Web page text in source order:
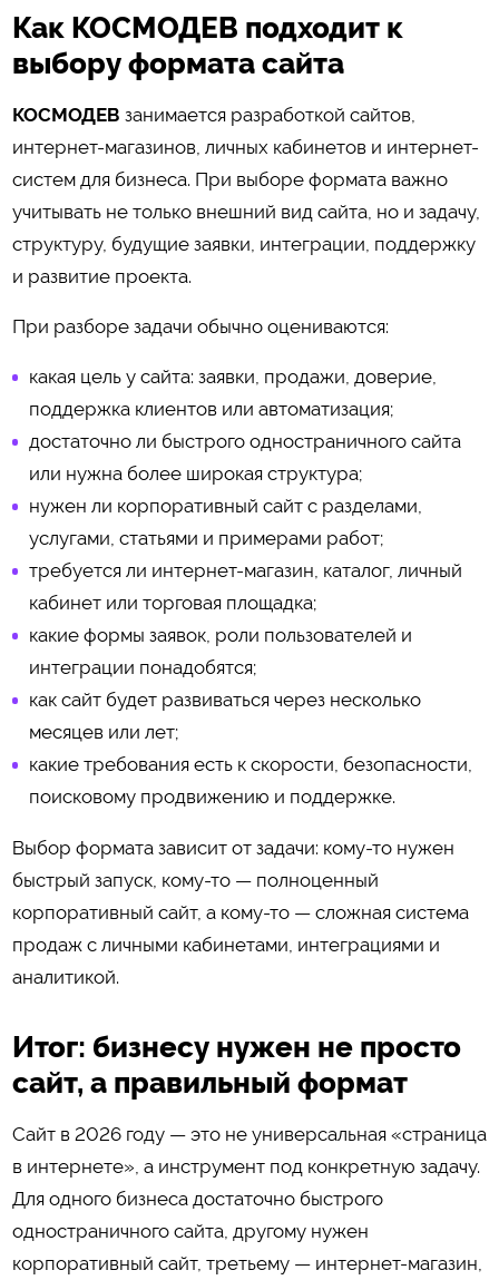
Как КОСМОДЕВ подходит к
выбору формата сайта
КОСМОДЕВ занимается разработкой сайтов,
интернет-магазинов, личных кабинетов и интернет-
систем для бизнеса. При выборе формата важно
учитывать не только внешний вид сайта, но и задачу,
структуру, будущие заявки, интеграции, поддержку
и развитие проекта.
При разборе задачи обычно оцениваются:
какая цель у сайта: заявки, продажи, доверие,
поддержка клиентов или автоматизация;
достаточно ли быстрого одностраничного сайта
или нужна более широкая структура;
нужен ли корпоративный сайт с разделами,
услугами, статьями и примерами работ;
требуется ли интернет-магазин, каталог, личный
кабинет или торговая площадка;
какие формы заявок, роли пользователей и
интеграции понадобятся;
как сайт будет развиваться через несколько
месяцев или лет;
какие требования есть к скорости, безопасности,
поисковому продвижению и поддержке.
Выбор формата зависит от задачи: кому-то нужен
быстрый запуск, кому-то — полноценный
корпоративный сайт, а кому-то — сложная система
продаж с личными кабинетами, интеграциями и
аналитикой.
Итог: бизнесу нужен не просто
сайт, а правильный формат
Сайт в 2026 году — это не универсальная «страница
в интернете», а инструмент под конкретную задачу.
Для одного бизнеса достаточно быстрого
одностраничного сайта, другому нужен
корпоративный сайт, третьему — интернет-магазин,